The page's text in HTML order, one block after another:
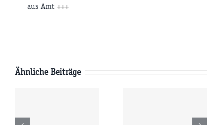
aus Amt +++
Ähnliche Beiträge
Freitag